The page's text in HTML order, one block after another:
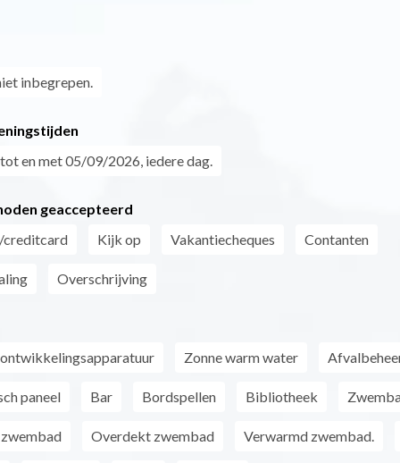
inbegrepen.
en met 05/09/2026, iedere dag.
geaccepteerd
Kijk op Vakantiecheques Contanten
Overschrijving
Zonne warm water
paneel Bar Bordspellen Bibliotheek
Overdekt zwembad Verwarmd zwembad.